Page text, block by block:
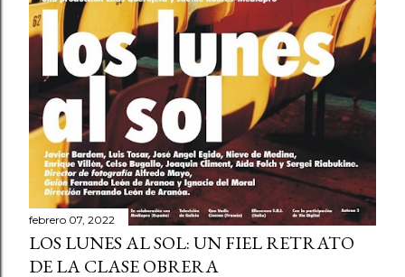
febrero 07, 2022
LOS LUNES AL SOL: UN FIEL RETRATO
DE LA CLASE OBRERA